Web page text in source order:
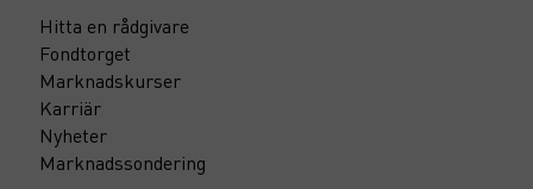
Hitta en rådgivare
Fondtorget
Marknadskurser
Karriär
Nyheter
Marknadssondering